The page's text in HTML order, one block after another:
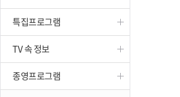
특집프로그램
TV 속 정보
종영프로그램